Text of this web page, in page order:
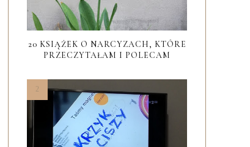
20 KSIĄŻEK O NARCYZACH, KTÓRE
PRZECZYTAŁAM I POLECAM